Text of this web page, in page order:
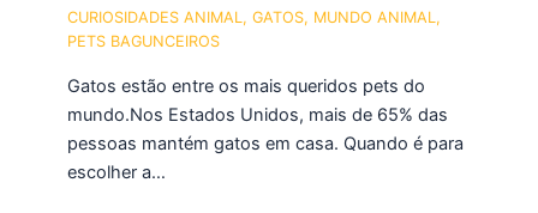
CURIOSIDADES ANIMAL,GATOS, MUNDO ANIMAL,
PETS BAGUNCEIROS
Gatos estão entre os mais queridos pets do
mundo.Nos Estados Unidos, mais de 65% das
pessoas mantém gatos em casa. Quando é para
escolher a…